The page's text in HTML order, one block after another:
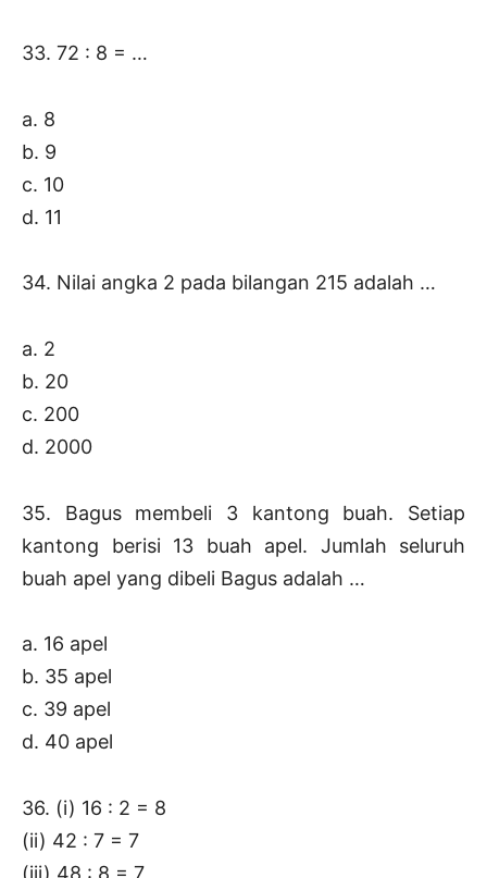
33. 72 : 8 = …
a. 8
b. 9
c. 10
d. 11
34. Nilai angka 2 pada bilangan 215 adalah …
a. 2
b. 20
c. 200
d. 2000
35. Bagus membeli 3 kantong buah. Setiap
kantong berisi 13 buah apel. Jumlah seluruh
buah apel yang dibeli Bagus adalah …
a. 16 apel
b. 35 apel
c. 39 apel
d. 40 apel
36. (i) 16 : 2 = 8
(ii) 42 : 7 = 7
(iii) 48 : 8 = 7